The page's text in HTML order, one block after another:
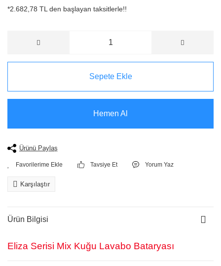
*2.682,78 TL den başlayan taksitlerle!!
Sepete Ekle
Hemen Al
Ürünü Paylaş
Tavsiye Et Yorum Yaz
Karşılaştır
Ürün Bilgisi
Eliza Serisi Mix Kuğu Lavabo Bataryası